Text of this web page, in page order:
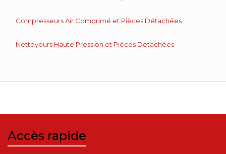
Compresseurs Air Comprimé et Pièces Détachées
Nettoyeurs Haute Pression et Pièces Détachées
Accès rapide